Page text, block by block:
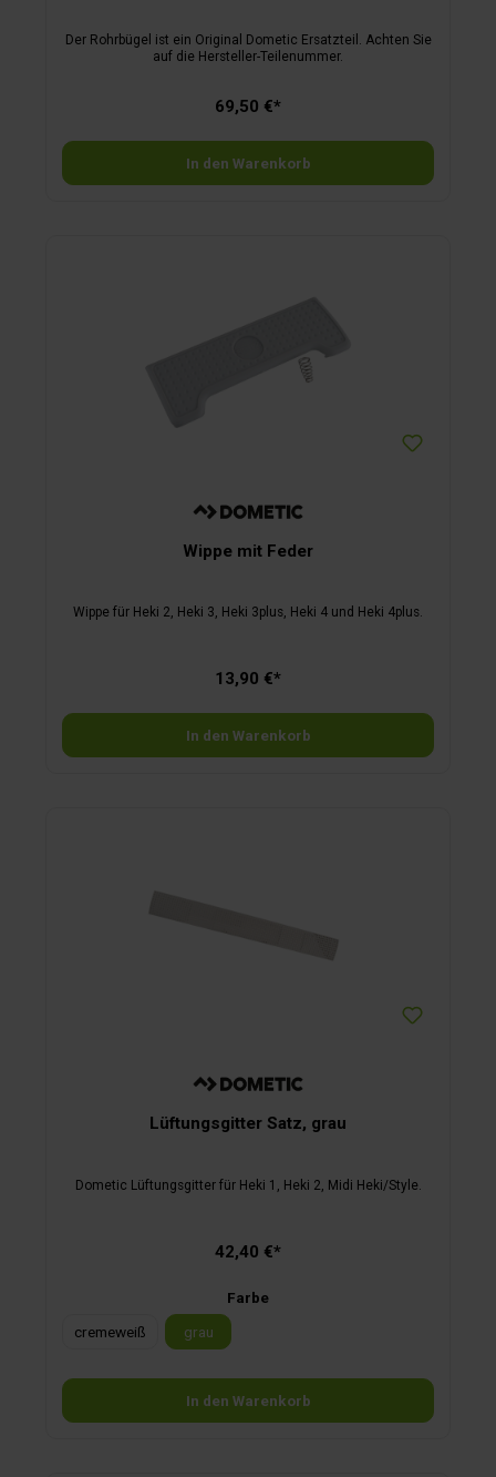
Der Rohrbügel ist ein Original Dometic Ersatzteil. Achten Sie
auf die Hersteller-Teilenummer.
69,50 €*
In den Warenkorb
Wippe mit Feder
Wippe für Heki 2, Heki 3, Heki 3plus, Heki 4 und Heki 4plus.
13,90 €*
In den Warenkorb
Lüftungsgitter Satz, grau
Dometic Lüftungsgitter für Heki 1, Heki 2, Midi Heki/Style.
42,40 €*
Farbe
cremeweiß
grau
In den Warenkorb